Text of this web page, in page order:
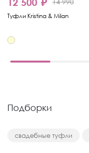
14 990
Туфли Kristina & Milan
Подборки
свадебные туфли